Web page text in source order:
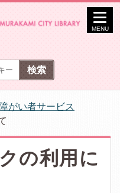
MENU
障がい者サービス
の利用に